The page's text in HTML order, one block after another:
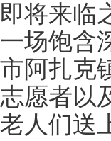
即将来临
一场饱含
市阿扎克
志愿者以
老人们送